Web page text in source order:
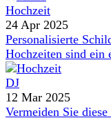
24 Apr 2025
Personalisierte
Hochzeiten sind ein
12 Mar 2025
Vermeiden Sie